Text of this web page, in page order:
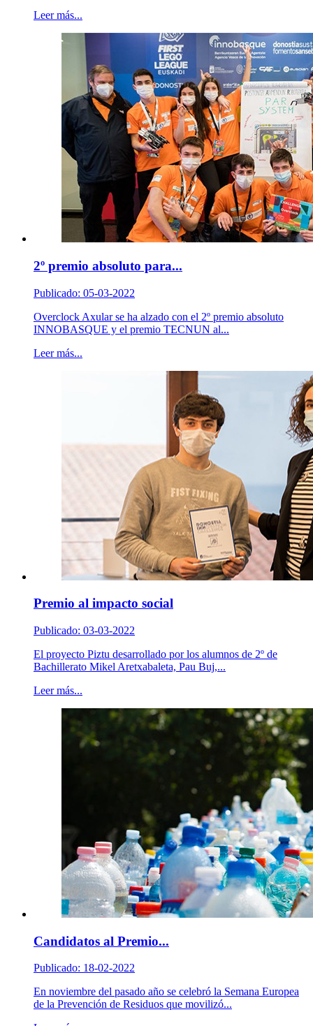
Leer más...
2º premio absoluto para...
Publicado: 05-03-2022
Overclock Axular se ha alzado con el 2º premio absoluto
INNOBASQUE y el premio TECNUN al...
Leer más...
Premio al impacto social
Publicado: 03-03-2022
El proyecto Piztu desarrollado por los alumnos de 2º de
Bachillerato Mikel Aretxabaleta, Pau Buj,...
Leer más...
Candidatos al Premio...
Publicado: 18-02-2022
En noviembre del pasado año se celebró la Semana Europea
de la Prevención de Residuos que movilizó...